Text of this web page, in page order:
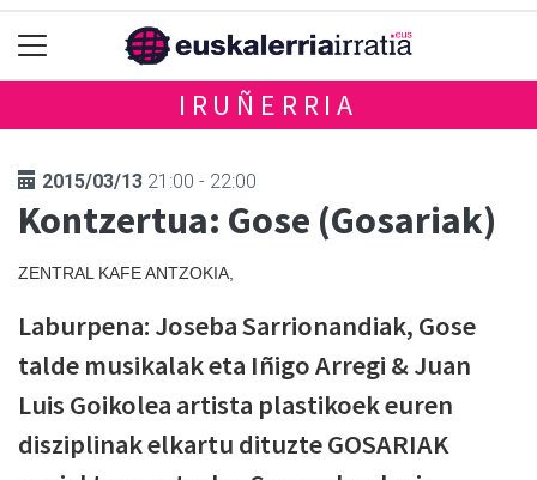
IRUÑERRIA
2015/03/13 21:00 - 22:00
Kontzertua: Gose (Gosariak)
ZENTRAL KAFE ANTZOKIA,
Laburpena: Joseba Sarrionandiak, Gose
talde musikalak eta Iñigo Arregi & Juan
Luis Goikolea artista plastikoek euren
disziplinak elkartu dituzte GOSARIAK